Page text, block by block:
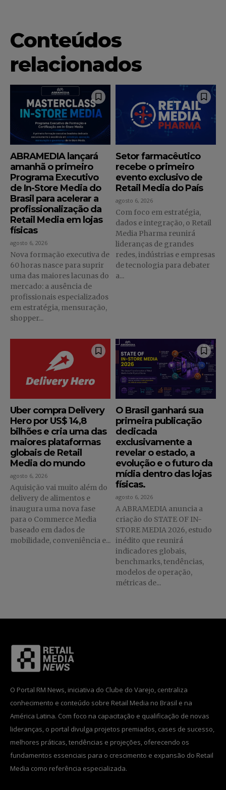
Conteúdos
relacionados
ABRAMEDIA lançará
amanhã o primeiro
Programa Executivo
de In-Store Media do
Brasil para acelerar a
profissionalização da
Retail Media em lojas
físicas
agosto 6, 2026
Nova formação executiva de
60 horas nasce para suprir
uma das maiores lacunas do
mercado: a ausência de
profissionais especializados
em estratégia, mensuração,
shopper...
Setor farmacêutico
recebe o primeiro
evento exclusivo de
Retail Media do País
agosto 6, 2026
Com foco em estratégia,
dados e integração, o Retail
Media Pharma reunirá
lideranças de grandes
redes, indústrias e empresas
de tecnologia para debater
a...
Uber compra Delivery
Hero por US$ 14,8
bilhões e cria uma das
maiores plataformas
globais de Retail
Media do mundo
agosto 6, 2026
Aquisição vai muito além do
delivery de alimentos e
inaugura uma nova fase
para o Commerce Media
baseado em dados de
mobilidade, conveniência e...
O Brasil ganhará sua
primeira publicação
dedicada
exclusivamente a
revelar o estado, a
evolução e o futuro da
mídia dentro das lojas
físicas.
agosto 6, 2026
A ABRAMEDIA anuncia a
criação do STATE OF IN-
STORE MEDIA 2026, estudo
inédito que reunirá
indicadores globais,
benchmarks, tendências,
modelos de operação,
métricas de...
O Portal RM News, iniciativa do Clube do Varejo, centraliza
conhecimento e conteúdo sobre Retail Media no Brasil e na
América Latina. Com foco na capacitação e qualificação de novas
lideranças, o portal divulga projetos premiados, cases de sucesso,
melhores práticas, tendências e projeções, oferecendo os
fundamentos essenciais para o crescimento e expansão do Retail
Media como referência especializada.